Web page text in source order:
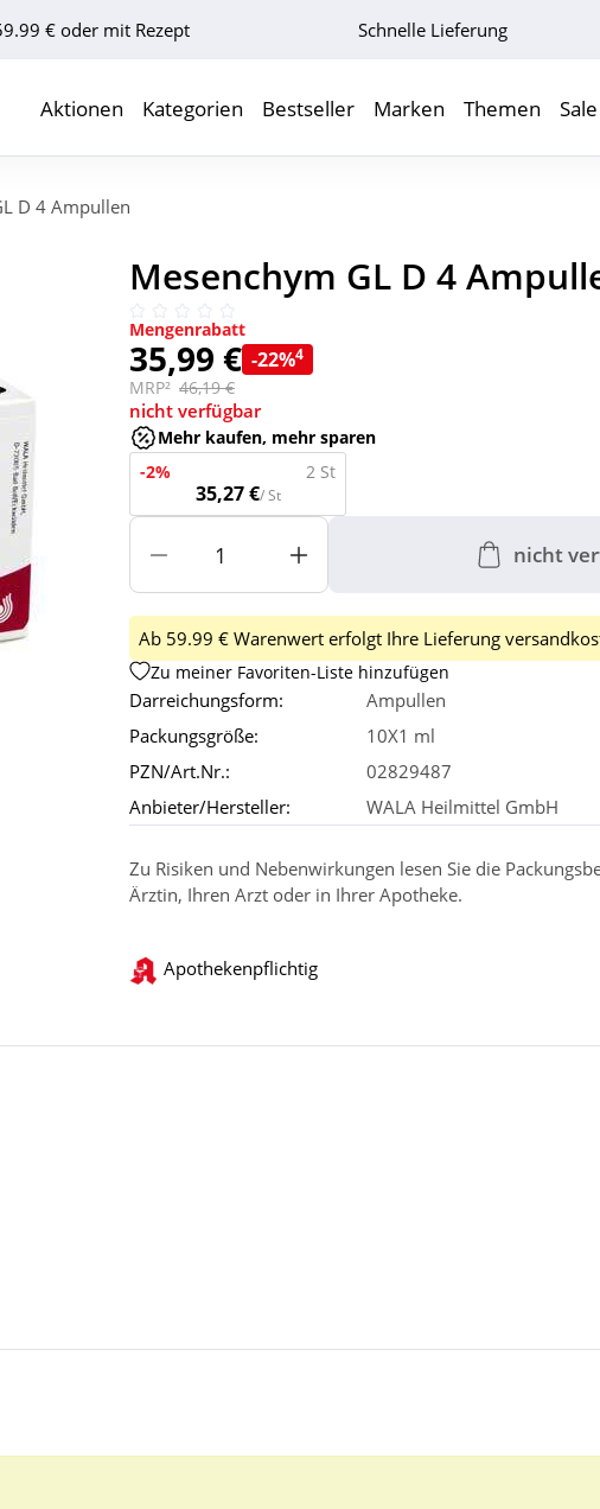
€ oder mit Rezept Schnelle Lieferung
Aktionen Kategorien Bestseller Marken Themen Sale
D 4 Ampullen
Mesenchym GL D 4
Mengenrabatt
35,99 € -22%4
MRP² 46,19 €
nicht verfügbar
Mehr kaufen, mehr sparen
-2%
2 St
35,27 €/ St
nicht
Ab 59.99 € Warenwert erfolgt Ihre Lieferung
Zu meiner Favoriten-Liste hinzufügen
Darreichungsform:
Ampullen
Packungsgröße:
10X1 ml
PZN/Art.Nr.:
02829487
Anbieter/Hersteller:
WALA Heilmittel GmbH
Zu Risiken und Nebenwirkungen lesen Sie die
Ärztin, Ihren Arzt oder in Ihrer Apotheke.
Apothekenpflichtig